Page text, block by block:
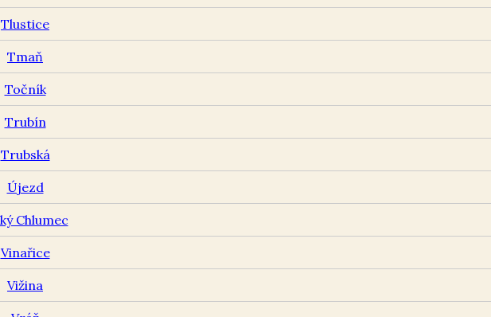
Tlustice
Tmaň
Točník
Trubín
Trubská
Újezd
Chlumec
Vinařice
Vižina